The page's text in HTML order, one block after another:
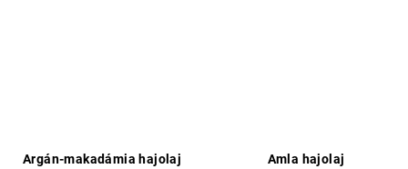
Argán-makadámia hajolaj Amla hajolaj